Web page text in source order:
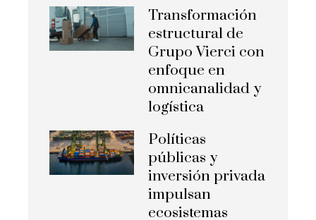
Transformación
estructural de
Grupo Vierci con
enfoque en
omnicanalidad y
logística
Políticas
públicas y
inversión privada
impulsan
ecosistemas